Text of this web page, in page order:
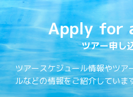
Apply for
ツアー申し
ツアースケジュール情報やツア
ルなどの情報をご紹介していま